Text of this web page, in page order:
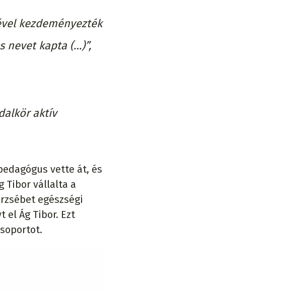
kezdeményezték
nevet kapta (…)”,
aktív
vette át, és
Tibor vállalta a
egészségi
el Ág Tibor. Ezt